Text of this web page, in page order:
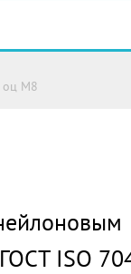
оц М8
ISO